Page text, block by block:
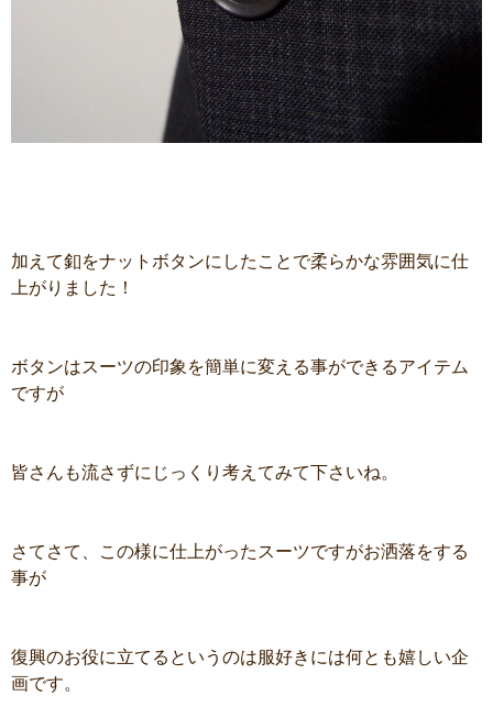
加えて釦をナットボタンにしたことで柔らかな雰囲気に仕
上がりました！
ボタンはスーツの印象を簡単に変える事ができるアイテム
ですが
皆さんも流さずにじっくり考えてみて下さいね。
さてさて、この様に仕上がったスーツですがお洒落をする
事が
復興のお役に立てるというのは服好きには何とも嬉しい企
画です。